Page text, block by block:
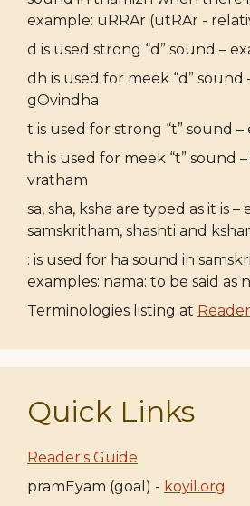
example: uRRAr (utRAr -
d is used strong “d” sound –
dh is used for meek “d” sound
gOvindha
t is used for strong “t” sound
th is used for meek “t” sound
vratham
sa, sha, ksha are typed as it is –
samskritham, shashti and
: is used for ha sound in
examples: nama: to be said as
Terminologies listing at
Quick Links
Reader's Guide
pramEyam (goal) - koyil.org